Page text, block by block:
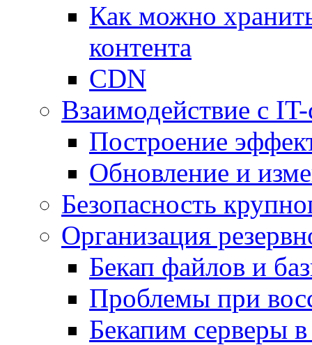
Как можно
контента
CDN
Взаимодействие с
Построение
Обновление и
Безопасность
Организация
Бекап файлов и
Проблемы при
Бекапим серверы